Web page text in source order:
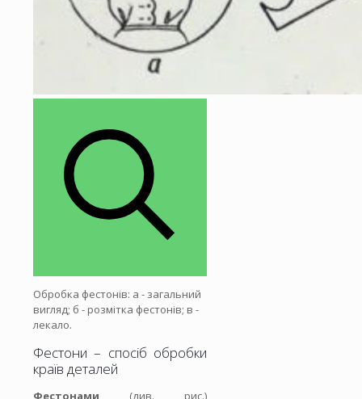
Обробка фестонів: а - загальний
вигляд; б - розмітка фестонів; в -
лекало.
Фестони – спосіб обробки
країв деталей
Фестонами (див. рис.)